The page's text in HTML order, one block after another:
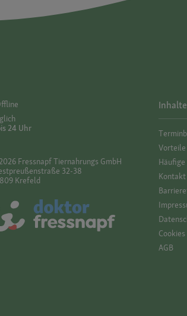
24 Uhr
Fressnapf Tiernahrungs GmbH
32-38
Krefeld
Vorteile
Kontakt
Cookies
AGB